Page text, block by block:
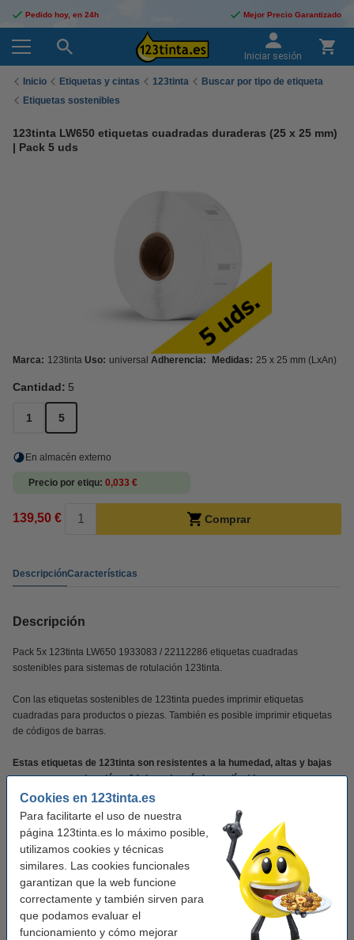
Cookies en 123tinta.es
Para facilitarte el uso de nuestra
página 123tinta.es lo máximo posible,
utilizamos cookies y técnicas
similares. Las cookies funcionales
garantizan que la web funcione
correctamente y también sirven para
que podamos evaluar el
funcionamiento y cómo mejorar
Pedido hoy, en 24h Mejor Precio Garantizado
Iniciar sesión
Inicio Etiquetas y cintas 123tinta
Buscar por tipo de etiqueta
Etiquetas sostenibles
123tinta LW650 etiquetas cuadradas duraderas (25 x 25 mm)
| Pack 5 uds
Marca: 123tinta Uso: universal Adherencia: Medidas: 25 x 25 mm (LxAn)
Cantidad: 5
1 5
En almacén externo
Precio por etiqu 0,033 €
139,50 € Comprar
DescripciónCaracterísticas
Descripción
Pack 5x 123tinta LW650 1933083 / 22112286 etiquetas cuadradas
sostenibles para sistemas de rotulación 123tinta.
Con las etiquetas sostenibles de 123tinta puedes imprimir etiquetas
cuadradas para productos o piezas. También es posible imprimir etiquetas
de códigos de barras.
Estas etiquetas de 123tinta son resistentes a la humedad, altas y bajas
temperaturas, abrasión y 24 tipos de químicos y líquidos.
Gracias al poder adhesivo adicional, las etiquetas se pegarán
perfectamente durante años, incluso en superficies curvas.
Verás la diferencia en tu cartera!!!!
Por supuesto con garantía 100%.
Características